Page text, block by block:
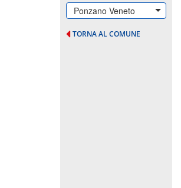
Ponzano Veneto
TORNA AL COMUNE